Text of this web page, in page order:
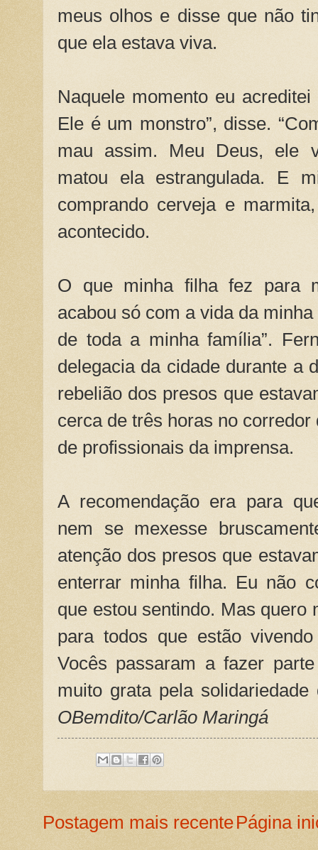
meus olhos e disse que não
que ela estava viva.
Naquele momento eu
Ele é um monstro”, disse.
mau assim. Meu Deus, ele
matou ela estrangulada. E
comprando cerveja e
acontecido.
O que minha filha fez para
acabou só com a vida da
de toda a minha família”.
delegacia da cidade durante a
rebelião dos presos que
cerca de três horas no
de profissionais da imprensa.
A recomendação era para
nem se mexesse
atenção dos presos que
enterrar minha filha. Eu não
que estou sentindo. Mas quero
para todos que estão
Vocês passaram a fazer
muito grata pela
OBemdito/Carlão Maringá
Postagem mais recentePágina